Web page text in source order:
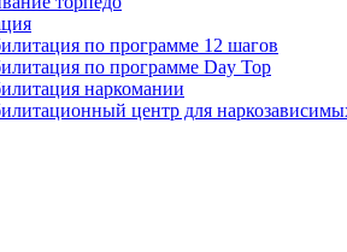
по программе 12 шагов
по программе Day Top
наркомании
центр для